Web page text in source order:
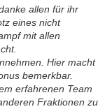
allen für ihr
eines nicht
mit allen
Hier macht
bemerkbar.
erfahrenen Team
Fraktionen zu